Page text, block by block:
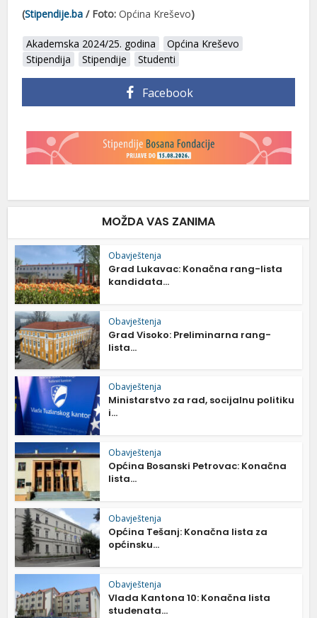
(Stipendije.ba / Foto:Općina Kreševo)
Akademska 2024/25. godina
Općina Kreševo
Stipendija
Stipendije Studenti
Facebook
MOŽDA VAS ZANIMA
Obavještenja
Grad Lukavac: Konačna rang-lista
kandidata...
Obavještenja
Grad Visoko: Preliminarna rang-
lista...
Obavještenja
Ministarstvo za rad, socijalnu politiku
i...
Obavještenja
Općina Bosanski Petrovac: Konačna
lista...
Obavještenja
Općina Tešanj: Konačna lista za
općinsku...
Obavještenja
Vlada Kantona 10: Konačna lista
studenata...